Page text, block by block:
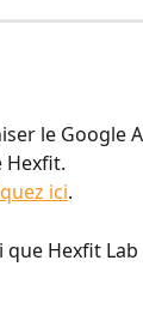
le Google
Hexfit.
ici.
que Hexfit